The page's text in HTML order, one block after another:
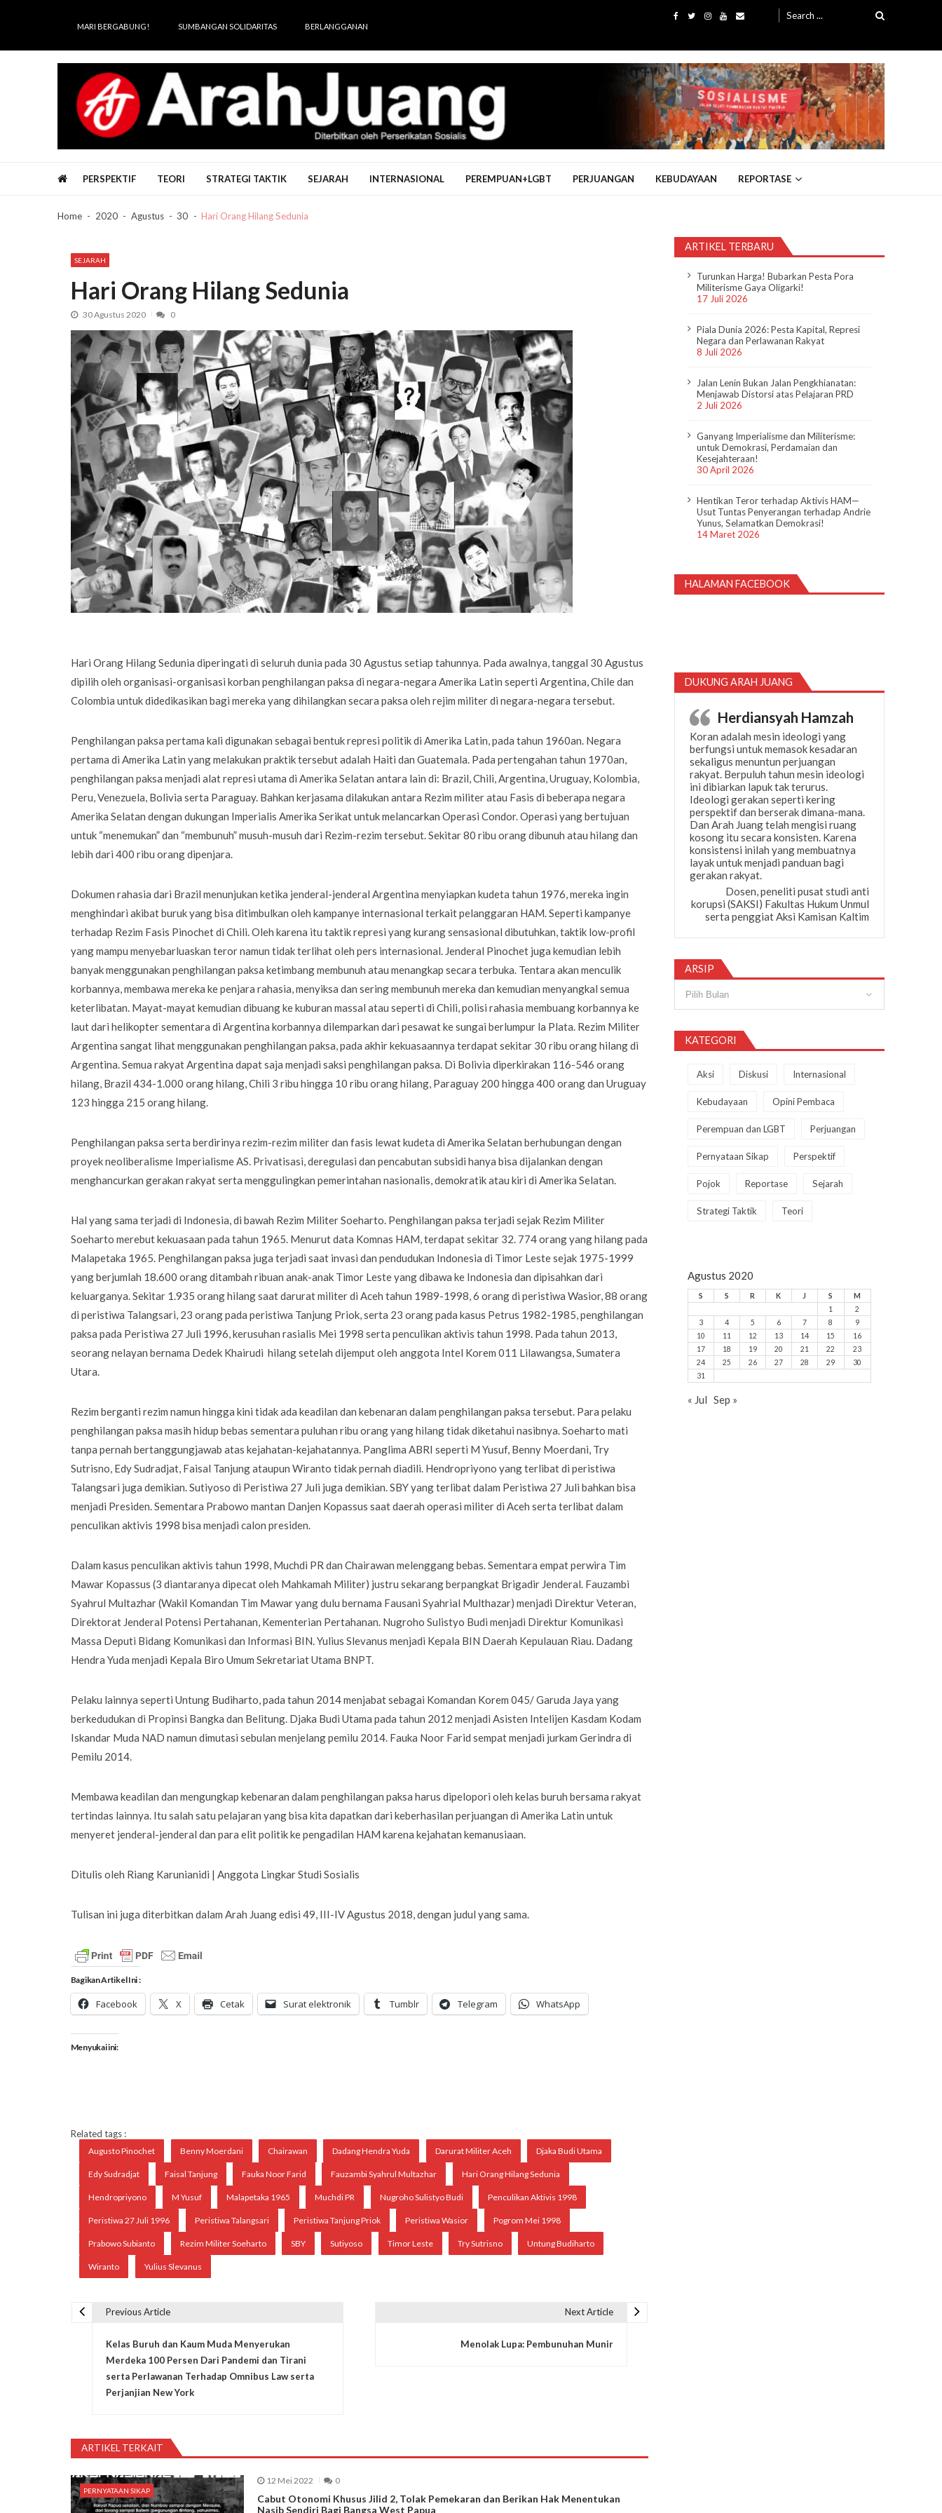
MARI BERGABUNG! SUMBANGAN SOLIDARITAS BERLANGGANAN
for:
PERSPEKTIF TEORI STRATEGI TAKTIK SEJARAH INTERNASIONAL PEREMPUAN+LGBT PERJUANGAN KEBUDAYAAN REPORTASE
Home 2020 Agustus 30 Hari Orang Hilang Sedunia
SEJARAH
Hari Orang Hilang Sedunia
30 Agustus 2020 0
Hari Orang Hilang Sedunia diperingati di seluruh dunia pada 30 Agustus setiap tahunnya. Pada awalnya, tanggal 30 Agustus
dipilih oleh organisasi-organisasi korban penghilangan paksa di negara-negara Amerika Latin seperti Argentina, Chile dan
Colombia untuk didedikasikan bagi mereka yang dihilangkan secara paksa oleh rejim militer di negara-negara tersebut.
Penghilangan paksa pertama kali digunakan sebagai bentuk represi politik di Amerika Latin, pada tahun 1960an. Negara
pertama di Amerika Latin yang melakukan praktik tersebut adalah Haiti dan Guatemala. Pada pertengahan tahun 1970an,
penghilangan paksa menjadi alat represi utama di Amerika Selatan antara lain di: Brazil, Chili, Argentina, Uruguay, Kolombia,
Peru, Venezuela, Bolivia serta Paraguay. Bahkan kerjasama dilakukan antara Rezim militer atau Fasis di beberapa negara
Amerika Selatan dengan dukungan Imperialis Amerika Serikat untuk melancarkan Operasi Condor. Operasi yang bertujuan
untuk “menemukan” dan “membunuh” musuh-musuh dari Rezim-rezim tersebut. Sekitar 80 ribu orang dibunuh atau hilang dan
lebih dari 400 ribu orang dipenjara.
Dokumen rahasia dari Brazil menunjukan ketika jenderal-jenderal Argentina menyiapkan kudeta tahun 1976, mereka ingin
menghindari akibat buruk yang bisa ditimbulkan oleh kampanye internasional terkait pelanggaran HAM. Seperti kampanye
terhadap Rezim Fasis Pinochet di Chili. Oleh karena itu taktik represi yang kurang sensasional dibutuhkan, taktik low-profil
yang mampu menyebarluaskan teror namun tidak terlihat oleh pers internasional. Jenderal Pinochet juga kemudian lebih
banyak menggunakan penghilangan paksa ketimbang membunuh atau menangkap secara terbuka. Tentara akan menculik
korbannya, membawa mereka ke penjara rahasia, menyiksa dan sering membunuh mereka dan kemudian menyangkal semua
keterlibatan. Mayat-mayat kemudian dibuang ke kuburan massal atau seperti di Chili, polisi rahasia membuang korbannya ke
laut dari helikopter sementara di Argentina korbannya dilemparkan dari pesawat ke sungai berlumpur la Plata. Rezim Militer
Argentina sangat lihat menggunakan penghilangan paksa, pada akhir kekuasaannya terdapat sekitar 30 ribu orang hilang di
Argentina. Semua rakyat Argentina dapat saja menjadi saksi penghilangan paksa. Di Bolivia diperkirakan 116-546 orang
hilang, Brazil 434-1.000 orang hilang, Chili 3 ribu hingga 10 ribu orang hilang, Paraguay 200 hingga 400 orang dan Uruguay
123 hingga 215 orang hilang.
Penghilangan paksa serta berdirinya rezim-rezim militer dan fasis lewat kudeta di Amerika Selatan berhubungan dengan
proyek neoliberalisme Imperialisme AS. Privatisasi, deregulasi dan pencabutan subsidi hanya bisa dijalankan dengan
menghancurkan gerakan rakyat serta menggulingkan pemerintahan nasionalis, demokratik atau kiri di Amerika Selatan.
Hal yang sama terjadi di Indonesia, di bawah Rezim Militer Soeharto. Penghilangan paksa terjadi sejak Rezim Militer
Soeharto merebut kekuasaan pada tahun 1965. Menurut data Komnas HAM, terdapat sekitar 32. 774 orang yang hilang pada
Malapetaka 1965. Penghilangan paksa juga terjadi saat invasi dan pendudukan Indonesia di Timor Leste sejak 1975-1999
yang berjumlah 18.600 orang ditambah ribuan anak-anak Timor Leste yang dibawa ke Indonesia dan dipisahkan dari
keluarganya. Sekitar 1.935 orang hilang saat darurat militer di Aceh tahun 1989-1998, 6 orang di peristiwa Wasior, 88 orang
di peristiwa Talangsari, 23 orang pada peristiwa Tanjung Priok, serta 23 orang pada kasus Petrus 1982-1985, penghilangan
paksa pada Peristiwa 27 Juli 1996, kerusuhan rasialis Mei 1998 serta penculikan aktivis tahun 1998. Pada tahun 2013,
seorang nelayan bernama Dedek Khairudi hilang setelah dijemput oleh anggota Intel Korem 011 Lilawangsa, Sumatera
Utara.
Rezim berganti rezim namun hingga kini tidak ada keadilan dan kebenaran dalam penghilangan paksa tersebut. Para pelaku
penghilangan paksa masih hidup bebas sementara puluhan ribu orang yang hilang tidak diketahui nasibnya. Soeharto mati
tanpa pernah bertanggungjawab atas kejahatan-kejahatannya. Panglima ABRI seperti M Yusuf, Benny Moerdani, Try
Sutrisno, Edy Sudradjat, Faisal Tanjung ataupun Wiranto tidak pernah diadili. Hendropriyono yang terlibat di peristiwa
Talangsari juga demikian. Sutiyoso di Peristiwa 27 Juli juga demikian. SBY yang terlibat dalam Peristiwa 27 Juli bahkan bisa
menjadi Presiden. Sementara Prabowo mantan Danjen Kopassus saat daerah operasi militer di Aceh serta terlibat dalam
penculikan aktivis 1998 bisa menjadi calon presiden.
Dalam kasus penculikan aktivis tahun 1998, Muchdi PR dan Chairawan melenggang bebas. Sementara empat perwira Tim
Mawar Kopassus (3 diantaranya dipecat oleh Mahkamah Militer) justru sekarang berpangkat Brigadir Jenderal. Fauzambi
Syahrul Multazhar (Wakil Komandan Tim Mawar yang dulu bernama Fausani Syahrial Multhazar) menjadi Direktur Veteran,
Direktorat Jenderal Potensi Pertahanan, Kementerian Pertahanan. Nugroho Sulistyo Budi menjadi Direktur Komunikasi
Massa Deputi Bidang Komunikasi dan Informasi BIN. Yulius Slevanus menjadi Kepala BIN Daerah Kepulauan Riau. Dadang
Hendra Yuda menjadi Kepala Biro Umum Sekretariat Utama BNPT.
Pelaku lainnya seperti Untung Budiharto, pada tahun 2014 menjabat sebagai Komandan Korem 045/ Garuda Jaya yang
berkedudukan di Propinsi Bangka dan Belitung. Djaka Budi Utama pada tahun 2012 menjadi Asisten Intelijen Kasdam Kodam
Iskandar Muda NAD namun dimutasi sebulan menjelang pemilu 2014. Fauka Noor Farid sempat menjadi jurkam Gerindra di
Pemilu 2014.
Membawa keadilan dan mengungkap kebenaran dalam penghilangan paksa harus dipelopori oleh kelas buruh bersama rakyat
tertindas lainnya. Itu salah satu pelajaran yang bisa kita dapatkan dari keberhasilan perjuangan di Amerika Latin untuk
menyeret jenderal-jenderal dan para elit politik ke pengadilan HAM karena kejahatan kemanusiaan.
Ditulis oleh Riang Karunianidi | Anggota Lingkar Studi Sosialis
Tulisan ini juga diterbitkan dalam Arah Juang edisi 49, III-IV Agustus 2018, dengan judul yang sama.
Bagikan Artikel Ini :
Facebook X Cetak Surat elektronik Tumblr Telegram WhatsApp
Menyukai ini:
Related tags :
Augusto Pinochet Benny Moerdani Chairawan Dadang Hendra Yuda Darurat Militer Aceh Djaka Budi Utama
Edy Sudradjat Faisal Tanjung Fauka Noor Farid Fauzambi Syahrul Multazhar Hari Orang Hilang Sedunia
Hendropriyono M Yusuf Malapetaka 1965 Muchdi PR Nugroho Sulistyo Budi Penculikan Aktivis 1998
Peristiwa 27 Juli 1996 Peristiwa Talangsari Peristiwa Tanjung Priok Peristiwa Wasior Pogrom Mei 1998
Prabowo Subianto Rezim Militer Soeharto SBY Sutiyoso Timor Leste Try Sutrisno Untung Budiharto
Wiranto Yulius Slevanus
i
g
a
Previous Article
Kelas Buruh dan Kaum Muda Menyerukan
Merdeka 100 Persen Dari Pandemi dan Tirani
serta Perlawanan Terhadap Omnibus Law serta
Perjanjian New York
Next Article
Menolak Lupa: Pembunuhan Munir
ARTIKEL TERKAIT
PERNYATAAN SIKAP
12 Mei 2022 0
Cabut Otonomi Khusus Jilid 2, Tolak Pemekaran dan Berikan Hak Menentukan
Nasib Sendiri Bagi Bangsa West Papua
ARTIKEL TERBARU
Turunkan Harga! Bubarkan Pesta Pora
Militerisme Gaya Oligarki!
17 Juli 2026
Piala Dunia 2026: Pesta Kapital, Represi
Negara dan Perlawanan Rakyat
8 Juli 2026
Jalan Lenin Bukan Jalan Pengkhianatan:
Menjawab Distorsi atas Pelajaran PRD
2 Juli 2026
Ganyang Imperialisme dan Militerisme:
untuk Demokrasi, Perdamaian dan
Kesejahteraan!
30 April 2026
Hentikan Teror terhadap Aktivis HAM—
Usut Tuntas Penyerangan terhadap Andrie
Yunus, Selamatkan Demokrasi!
14 Maret 2026
HALAMAN FACEBOOK
DUKUNG ARAH JUANG
Herdiansyah Hamzah
Koran adalah mesin ideologi yang
berfungsi untuk memasok kesadaran
sekaligus menuntun perjuangan
rakyat. Berpuluh tahun mesin ideologi
ini dibiarkan lapuk tak terurus.
Ideologi gerakan seperti kering
perspektif dan berserak dimana-mana.
Dan Arah Juang telah mengisi ruang
kosong itu secara konsisten. Karena
konsistensi inilah yang membuatnya
layak untuk menjadi panduan bagi
gerakan rakyat.
Dosen, peneliti pusat studi anti
korupsi (SAKSI) Fakultas Hukum Unmul
serta penggiat Aksi Kamisan Kaltim
ARSIP
KATEGORI
Aksi Diskusi Internasional
Kebudayaan Opini Pembaca
Perempuan dan LGBT Perjuangan
Pernyataan Sikap Perspektif
Pojok Reportase Sejarah
Strategi Taktik Teori
Agustus 2020
S S R K J S
M
1
2
3
4 5 6 7 8
9
10
11 12 13 14 15
16
17
18 19 20 21 22
23
24
25 26 27 28 29
30
31
« Jul Sep »